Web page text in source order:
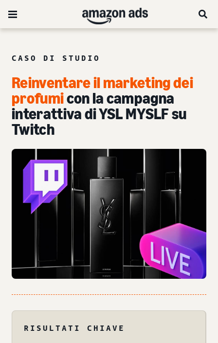
CASO DI STUDIO
Reinventare il marketing dei
profumicon la campagna
interattiva di YSL MYSLF su
Twitch
RISULTATI CHIAVE